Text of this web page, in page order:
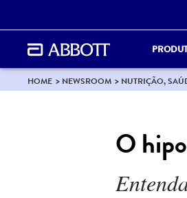
HOME NEWSROOM NUTRIÇÃO,
O